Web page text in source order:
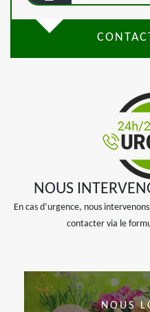
NOUS
En cas d’urgence, nous
contacter via le
NOUS